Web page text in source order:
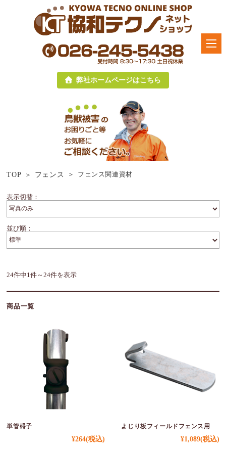
弊社ホームページはこちら
TOP フェンス フェンス関連資材
表示切替：
並び順：
24件中1件～24件を表示
商品一覧
単管碍子
¥264(税込)
よじり板フィールドフェンス用
¥1,089(税込)